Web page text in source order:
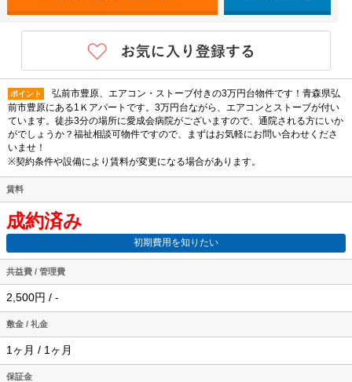
ポイント
弘前市豊原、エアコン・ストーブ付きの3万円台物件です！青森県弘
前市豊原にある1Ｋアパートです。3万円台ながら、エアコンとストーブが付い
ています。徒歩3分の場所に愛成会病院がございますので、通院される方にいか
がでしょうか？福祉相談可物件ですので、まずはお気軽にお問い合わせくださ
いませ！
※契約条件や設備により賃料が変更になる場合があります。
賃料
成約済み
初期費用を知りたい
共益費 / 管理費
2,500円 / -
敷金 / 礼金
1ヶ月 / 1ヶ月
保証金